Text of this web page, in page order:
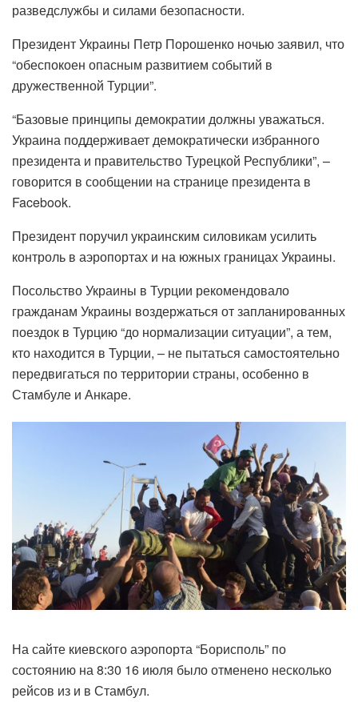
разведслужбы и силами безопасности.
Президент Украины Петр Порошенко ночью заявил, что
“обеспокоен опасным развитием событий в
дружественной Турции”.
“Базовые принципы демократии должны уважаться.
Украина поддерживает демократически избранного
президента и правительство Турецкой Республики”, –
говорится в сообщении на странице президента в
Facebook.
Президент поручил украинским силовикам усилить
контроль в аэропортах и ​​на южных границах Украины.
Посольство Украины в Турции рекомендовало
гражданам Украины воздержаться от запланированных
поездок в Турцию “до нормализации ситуации”, а тем,
кто находится в Турции, – не пытаться самостоятельно
передвигаться по территории страны, особенно в
Стамбуле и Анкаре.
На сайте киевского аэропорта “Борисполь” по
состоянию на 8:30 16 июля было отменено несколько
рейсов из и в Стамбул.